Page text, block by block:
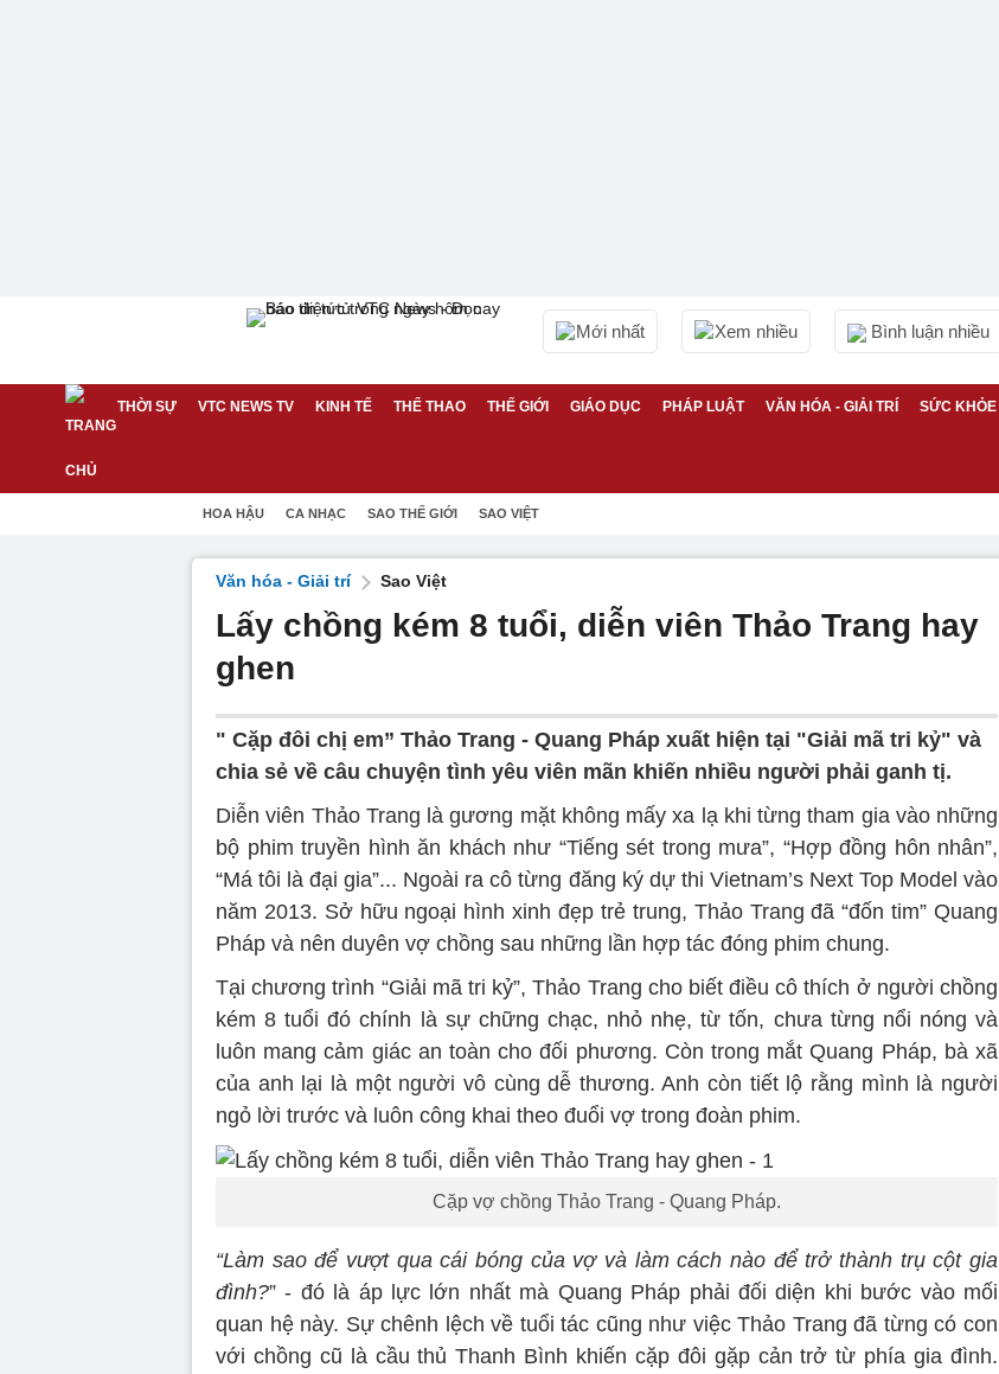
Mới nhất Xem nhiều Bình luận nhiều
THỜI SỰ VTC NEWS TV KINH TẾ THỂ THAO THẾ GIỚI GIÁO DỤC PHÁP LUẬT VĂN HÓA - GIẢI TRÍ SỨC KHỎE
HOA HẬU CA NHẠC SAO THẾ GIỚI SAO VIỆT
Văn hóa - Giải trí Sao Việt
Lấy chồng kém 8 tuổi, diễn viên Thảo Trang hay
ghen
" Cặp đôi chị em” Thảo Trang - Quang Pháp xuất hiện tại "Giải mã tri kỷ" và
chia sẻ về câu chuyện tình yêu viên mãn khiến nhiều người phải ganh tị.
Diễn viên Thảo Trang là gương mặt không mấy xa lạ khi từng tham gia vào những
bộ phim truyền hình ăn khách như “Tiếng sét trong mưa”, “Hợp đồng hôn nhân”,
“Má tôi là đại gia”... Ngoài ra cô từng đăng ký dự thi Vietnam’s Next Top Model vào
năm 2013. Sở hữu ngoại hình xinh đẹp trẻ trung, Thảo Trang đã “đốn tim” Quang
Pháp và nên duyên vợ chồng sau những lần hợp tác đóng phim chung.
Tại chương trình “Giải mã tri kỷ”, Thảo Trang cho biết điều cô thích ở người chồng
kém 8 tuổi đó chính là sự chững chạc, nhỏ nhẹ, từ tốn, chưa từng nổi nóng và
luôn mang cảm giác an toàn cho đối phương. Còn trong mắt Quang Pháp, bà xã
của anh lại là một người vô cùng dễ thương. Anh còn tiết lộ rằng mình là người
ngỏ lời trước và luôn công khai theo đuổi vợ trong đoàn phim.
Cặp vợ chồng Thảo Trang - Quang Pháp.
“Làm sao để vượt qua cái bóng của vợ và làm cách nào để trở thành trụ cột gia
đình?” - đó là áp lực lớn nhất mà Quang Pháp phải đối diện khi bước vào mối
quan hệ này. Sự chênh lệch về tuổi tác cũng như việc Thảo Trang đã từng có con
với chồng cũ là cầu thủ Thanh Bình khiến cặp đôi gặp cản trở từ phía gia đình.